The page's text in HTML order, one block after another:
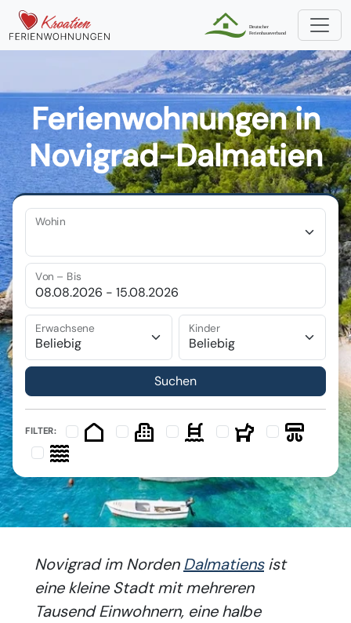
Ferienwohnungen in
Novigrad-Dalmatien
Wohin
Von – Bis
Erwachsene Kinder
FILTER:
Novigrad im NordenDalmatiensist
eine kleine Stadt mit mehreren
Tausend Einwohnern, eine halbe